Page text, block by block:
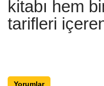
kitabı hem
tarifleri
Yorumlar